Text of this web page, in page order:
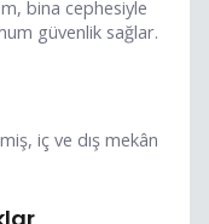
bina cephesiyle
güvenlik sağlar.
iç ve dış mekân